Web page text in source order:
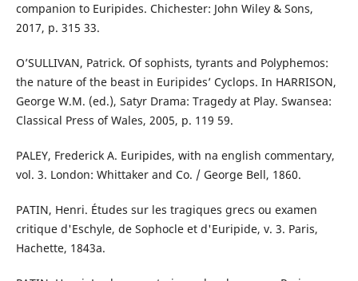
companion to Euripides. Chichester: John Wiley & Sons,
2017, p. 315 33.
O’SULLIVAN, Patrick. Of sophists, tyrants and Polyphemos:
the nature of the beast in Euripides’ Cyclops. In HARRISON,
George W.M. (ed.), Satyr Drama: Tragedy at Play. Swansea:
Classical Press of Wales, 2005, p. 119 59.
PALEY, Frederick A. Euripides, with na english commentary,
vol. 3. London: Whittaker and Co. / George Bell, 1860.
PATIN, Henri. Études sur les tragiques grecs ou examen
critique d'Eschyle, de Sophocle et d'Euripide, v. 3. Paris,
Hachette, 1843a.